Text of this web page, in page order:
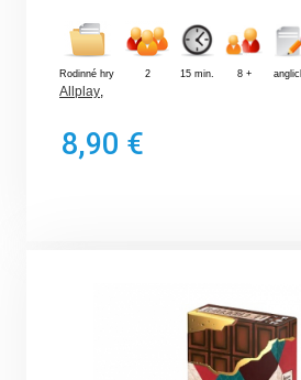
Rodinné hry 2 15 min. 8 +
Allplay,
8,90 €